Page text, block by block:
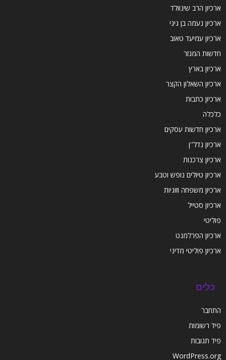
ארכיון הרב שינוולד
ארכיון נעמה בן גיגי
ארכיון עמיעד טאוב
חדשות המגזר
ארכיון בארץ
ארכיון השאלון הקצר
ארכיון כתבות
כלכלה
ארכיון חדשות עסקים
ארכיון נדל''ן
ארכיון צרכנות
ארכיון טיולים נופש וטבע
ארכיון משפחה וזוגיות
ארכיון סטייל
פוליטי
ארכיון הפרלמנט
ארכיון פוליטי מדיני
כלים
התחבר
פיד רשומות
פיד תגובות
WordPress.org